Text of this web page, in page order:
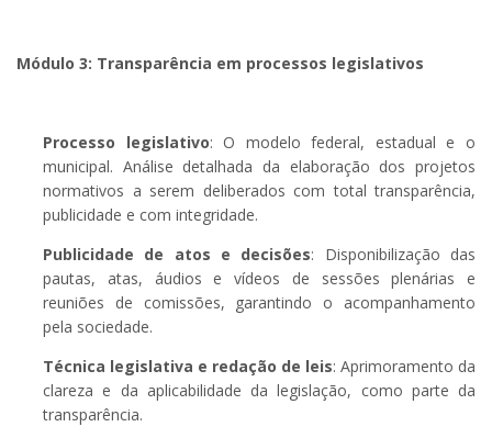
Módulo 3: Transparência em processos legislativos
Processo legislativo: O modelo federal, estadual e o
municipal. Análise detalhada da elaboração dos projetos
normativos a serem deliberados com total transparência,
publicidade e com integridade.
Publicidade de atos e decisões: Disponibilização das
pautas, atas, áudios e vídeos de sessões plenárias e
reuniões de comissões, garantindo o acompanhamento
pela sociedade.
Técnica legislativa e redação de leis: Aprimoramento da
clareza e da aplicabilidade da legislação, como parte da
transparência.